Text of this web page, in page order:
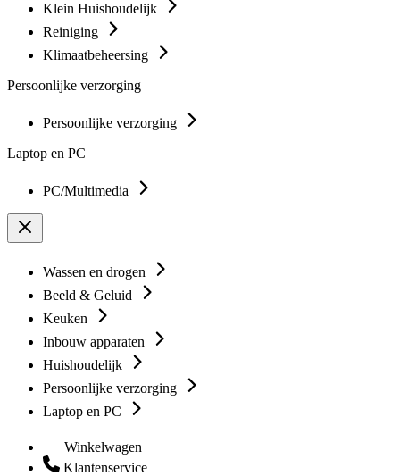
Klein Huishoudelijk
Reiniging
Klimaatbeheersing
Persoonlijke verzorging
Persoonlijke verzorging
Laptop en PC
PC/Multimedia
Wassen en drogen
Beeld & Geluid
Keuken
Inbouw apparaten
Huishoudelijk
Persoonlijke verzorging
Laptop en PC
Winkelwagen
Klantenservice